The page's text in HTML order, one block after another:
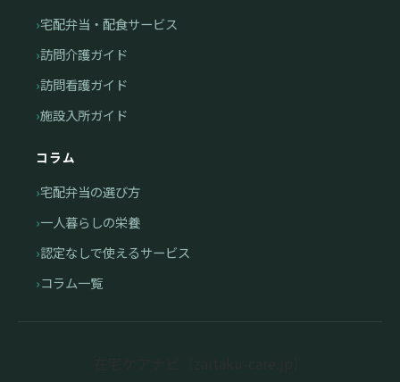
宅配弁当・配食サービス
訪問介護ガイド
訪問看護ガイド
施設入所ガイド
コラム
宅配弁当の選び方
一人暮らしの栄養
認定なしで使えるサービス
コラム一覧